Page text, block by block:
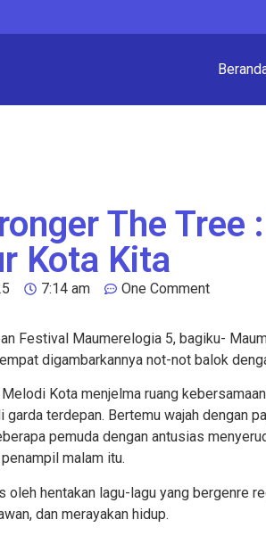
The
Kota Kita
7:14 am One Comment
Festival Maumerelogia 5, bagiku-
digambarkannya not-not balok
Kota menjelma ruang
terdepan. Bertemu wajah dengan
pemuda dengan antusias
malam itu.
hentakan lagu-lagu yang bergenre
dan merayakan hidup.